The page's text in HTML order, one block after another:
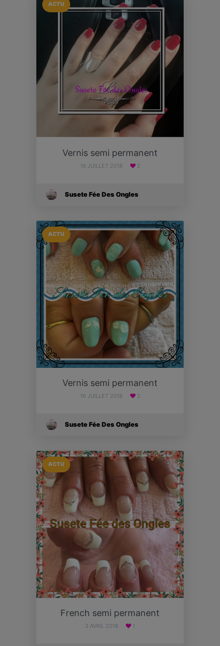
ACTU
Vernis semi permanent
16 JUILLET 2018 2
Susete Fée Des Ongles
ACTU
Vernis semi permanent
16 JUILLET 2018 2
Susete Fée Des Ongles
ACTU
French semi permanent
3 AVRIL 2018 1